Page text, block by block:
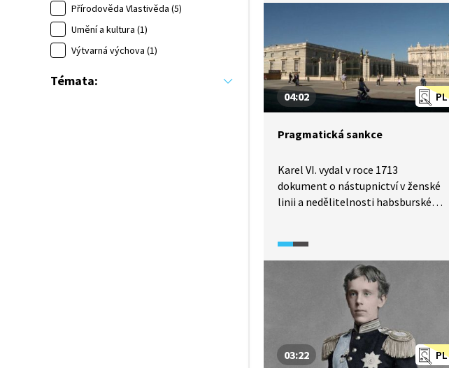
Přírodověda Vlastivěda (5)
Umění a kultura (1)
Výtvarná výchova (1)
Témata:
o nejstarších dějinách železniční
dopravy na našem území.
PL
04:02
Pragmatická sankce
Karel VI. vydal v roce 1713
dokument o nástupnictví v ženské
linii a nedělitelnosti habsburské
uplatnění ještě před svou smrtí.
Války o uznání nástupnictví se ale
vedou jak před smrtí císaře, tak
PL
03:22